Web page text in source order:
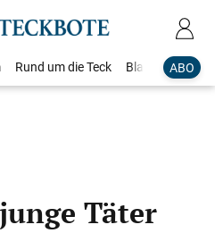
ABO
Rund um die Teck Blaulicht
Täter